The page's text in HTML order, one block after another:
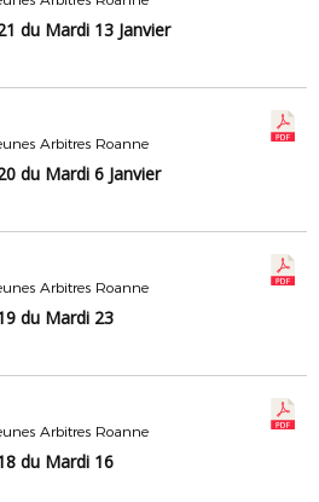
du Mardi 13 Janvier
Arbitres Roanne
du Mardi 6 Janvier
Arbitres Roanne
du Mardi 23
Arbitres Roanne
du Mardi 16